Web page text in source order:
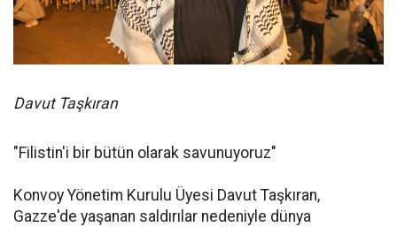
Davut Taşkıran
"Filistin'i bir bütün olarak savunuyoruz"
Konvoy Yönetim Kurulu Üyesi Davut Taşkıran,
Gazze'de yaşanan saldırılar nedeniyle dünya